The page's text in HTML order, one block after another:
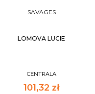
SAVAGES
LOMOVA LUCIE
CENTRALA
101,32 zł